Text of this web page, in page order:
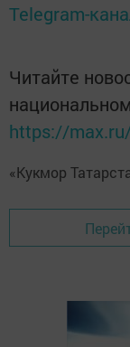
Telegram-
Читайте
https://
«Кукмор